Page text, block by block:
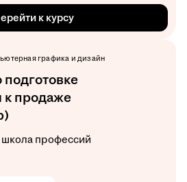
к курсу
графика и дизайн
к продаже
профессий